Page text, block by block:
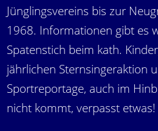
Jünglingsvereins bis zur
1968. Informationen gibt es
Spatenstich beim kath.
jährlichen Sternsingeraktion
Sportreportage, auch im
nicht kommt, verpasst etwas!